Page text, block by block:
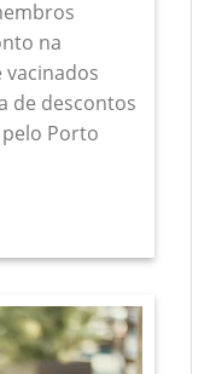
na
de descontos
Porto